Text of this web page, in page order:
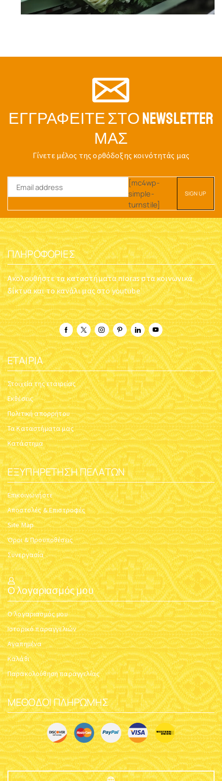
ΕΓΓΡΑΦΕΊΤΕ ΣΤΟ NEWSLETTER
ΜΑΣ
Γίνετε μέλος της ορθόδοξης κοινότητάς μας
[mc4wp-
simple-
turnstile]
ΠΛΗΡΟΦΟΡΊΕΣ
Ακολουθήστε τα καταστήματα nioras στα κοινωνικά
δίκτυα και το κανάλι μας στο youtube
ΕΤΑΙΡΊΑ
Στοιχεία της εταιρείας
Εκθέσεις
Πολιτική απορρήτου
Τα Καταστήματα μας
Κατάστημα
ΕΞΥΠΗΡΈΤΗΣΗ ΠΕΛΑΤΏΝ
Επικοινωνήστε
Αποστολές & Επιστροφές
Site Map
Όροι & Προϋποθέσεις
Συνεργασία
Ο λογαριασμός μου
Ο λογαριασμός μου
Ιστορικό παραγγελιών
Αγαπημένα
Καλάθι
Παρακολούθηση παραγγελίας
ΜΈΘΟΔΟΙ ΠΛΗΡΩΜΉΣ